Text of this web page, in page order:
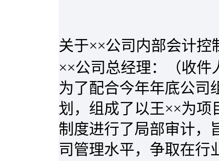
关于××公司内部会计控
××公司总经理：（收件
为了配合今年年底公司
划，组成了以王××为项
制度进行了局部审计，
司管理水平，争取在行